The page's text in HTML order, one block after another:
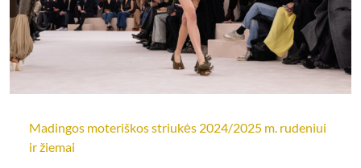
Madingos moteriškos striukės 2024/2025 m. rudeniui
ir žiemai